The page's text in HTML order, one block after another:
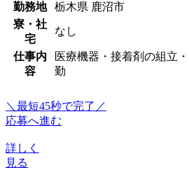
勤務地
栃木県 鹿沼市
寮・社
宅
なし
仕事内
容
医療機器・接着剤の組立
勤
＼最短45秒で完了／
応募へ進む
詳しく
見る